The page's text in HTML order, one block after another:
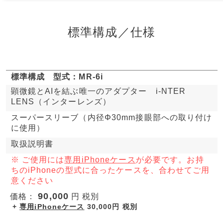
標準構成／仕様
標準構成 型式：MR-6i
顕微鏡とAIを結ぶ唯一のアダプター i-NTER
LENS（インターレンズ）
スーパースリーブ（内径Φ30mm接眼部への取り付け
に使用）
取扱説明書
※ ご使用には専用iPhoneケース が必要です。お持
ちのiPhoneの型式に合ったケースを、合わせてご用
意ください
価格：
90,000 円 税別
+専用iPhoneケース 30,000円 税別